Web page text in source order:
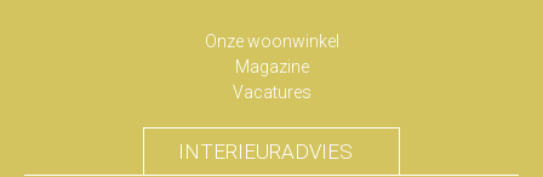
Onze woonwinkel
Magazine
Vacatures
INTERIEURADVIES